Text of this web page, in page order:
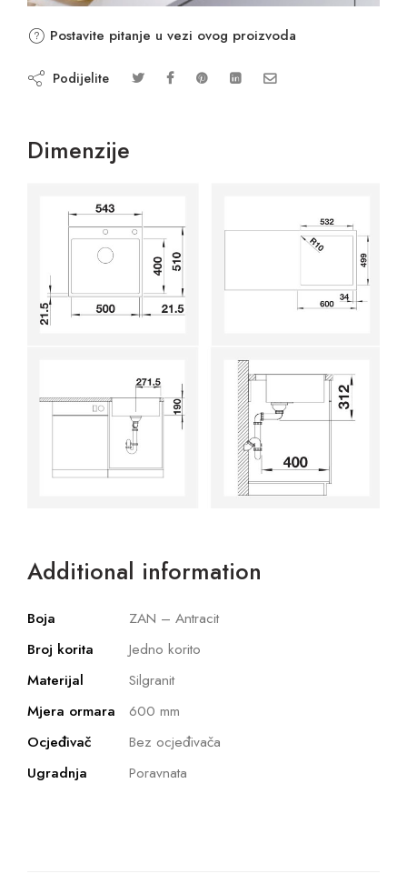
Postavite pitanje u vezi ovog proizvoda
Podijelite
Dimenzije
Additional information
Boja
ZAN – Antracit
Broj korita
Jedno korito
Materijal
Silgranit
Mjera ormara
600 mm
Ocjeđivač
Bez ocjeđivača
Ugradnja
Poravnata